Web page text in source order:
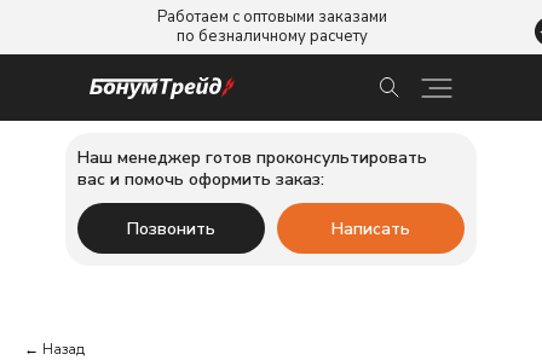
Работаем с оптовыми заказами
по безналичному расчету
Позвонить
Наш менеджер готов проконсультировать
вас и помочь оформить заказ:
Написать
← Назад